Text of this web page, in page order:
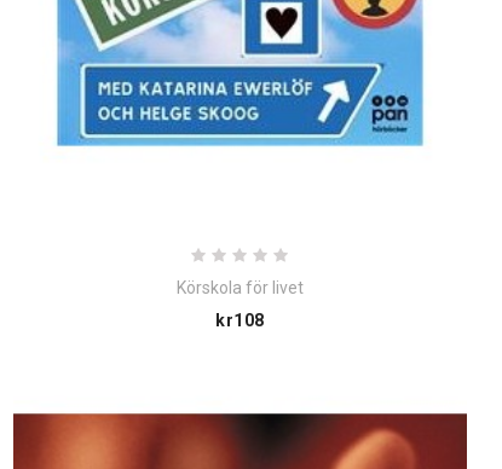
Körskola för livet
kr108Price